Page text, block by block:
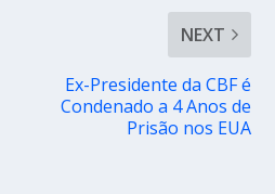
NEXT
Ex-Presidente da CBF é
Condenado a 4 Anos de
Prisão nos EUA